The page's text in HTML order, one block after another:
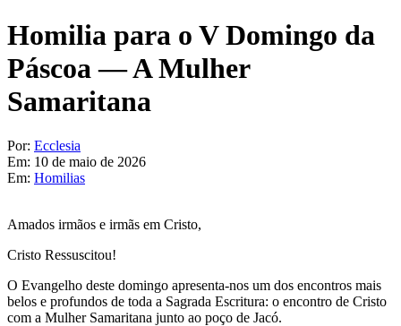
Homilia para o V Domingo da
Páscoa — A Mulher
Samaritana
Por: Ecclesia
Em: 10 de maio de 2026
Em: Homilias
Amados irmãos e irmãs em Cristo,
Cristo Ressuscitou!
O Evangelho deste domingo apresenta-nos um dos encontros mais
belos e profundos de toda a Sagrada Escritura: o encontro de Cristo
com a Mulher Samaritana junto ao poço de Jacó.